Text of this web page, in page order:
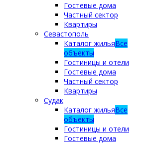
Гостевые дома
Частный сектор
Квартиры
Севастополь
Каталог жильяВсе
объекты
Гостиницы и отели
Гостевые дома
Частный сектор
Квартиры
Судак
Каталог жильяВсе
объекты
Гостиницы и отели
Гостевые дома